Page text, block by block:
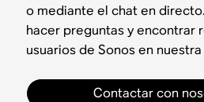
o mediante el chat en
hacer preguntas y encontrar
usuarios de Sonos en
Contactar con